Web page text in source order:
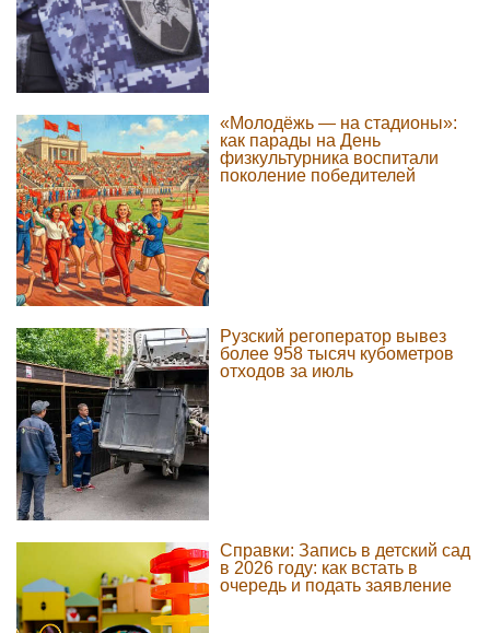
«Молодёжь — на стадионы»:
как парады на День
физкультурника воспитали
поколение победителей
Рузский регоператор вывез
более 958 тысяч кубометров
отходов за июль
Справки: Запись в детский сад
в 2026 году: как встать в
очередь и подать заявление